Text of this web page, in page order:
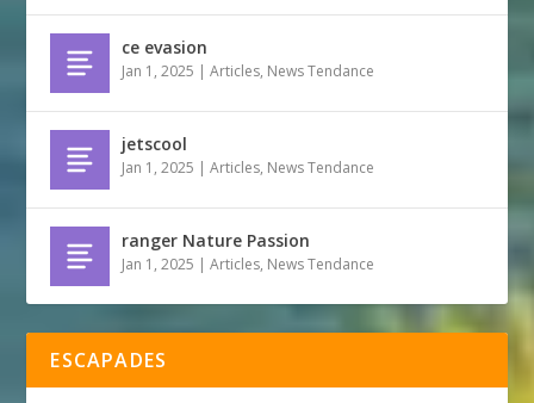
ce evasion
Jan 1, 2025 |Articles, News Tendance
jetscool
Jan 1, 2025 |Articles, News Tendance
ranger Nature Passion
Jan 1, 2025 |Articles, News Tendance
ESCAPADES